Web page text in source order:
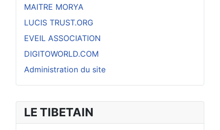
LE TIBETAIN
MAITRE MORYA
LUCIS TRUST.ORG
EVEIL ASSOCIATION
DIGITOWORLD.COM
Administration du site